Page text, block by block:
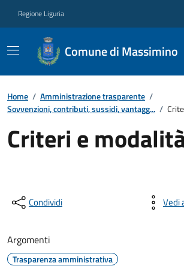
Regione Liguria
Comune di Massimino
Home / Amministrazione trasparente /
Sovvenzioni, contributi, sussidi, vantagg... /
Criteri e
Condividi Vedi
Argomenti
Trasparenza amministrativa